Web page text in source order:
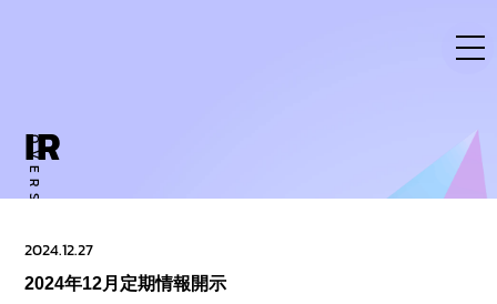
IR
2024.12.27
2024年12月定期情報開示